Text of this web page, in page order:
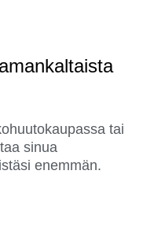
tai
sinua
enemmän.